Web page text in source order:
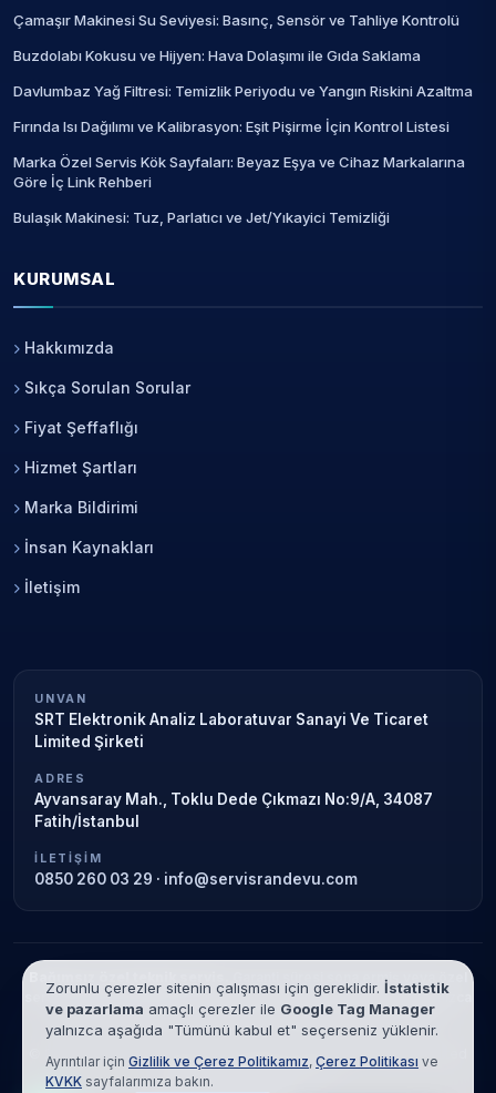
Çamaşır Makinesi Su Seviyesi: Basınç, Sensör ve Tahliye Kontrolü
Buzdolabı Kokusu ve Hijyen: Hava Dolaşımı ile Gıda Saklama
Davlumbaz Yağ Filtresi: Temizlik Periyodu ve Yangın Riskini Azaltma
Fırında Isı Dağılımı ve Kalibrasyon: Eşit Pişirme İçin Kontrol Listesi
Marka Özel Servis Kök Sayfaları: Beyaz Eşya ve Cihaz Markalarına
Göre İç Link Rehberi
Bulaşık Makinesi: Tuz, Parlatıcı ve Jet/Yıkayici Temizliği
KURUMSAL
Hakkımızda
Sıkça Sorulan Sorular
Fiyat Şeffaflığı
Hizmet Şartları
Marka Bildirimi
İnsan Kaynakları
İletişim
UNVAN
SRT Elektronik Analiz Laboratuvar Sanayi Ve Ticaret
Limited Şirketi
ADRES
Ayvansaray Mah., Toklu Dede Çıkmazı No:9/A, 34087
Fatih/İstanbul
İLETIŞIM
0850 260 03 29 · info@servisrandevu.com
Garanti süresi sona ermiş veya özel
servis kapsamındaki cihazlar için hizmet verilir. Marka adları yalnızca
tanımlama amaçlıdır; yetkili servis ilişkisi bulunmamaktadır.
© 2026 SRT Elektronik Analiz Laboratuvar Sanayi Ve Ticaret Limited
Şirketi. Tüm hakları saklıdır.
Zorunlu çerezler sitenin çalışması için gereklidir. İstatistik
ve pazarlama amaçlı çerezler ile Google Tag Manager
yalnızca aşağıda "Tümünü kabul et" seçerseniz yüklenir.
Ayrıntılar için Gizlilik ve Çerez Politikamız, Çerez Politikası ve
KVKK sayfalarımıza bakın.